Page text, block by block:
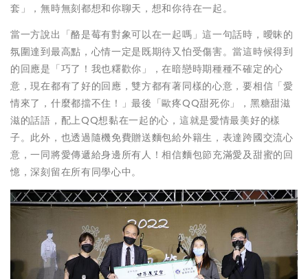
套」，無時無刻都想和你聊天，想和你待在一起。
當一方說出「酪是莓有對象可以在一起嗎」這一句話時，曖昧的
氛圍達到最高點，心情一定是既期待又怕受傷害。當這時候得到
的回應是「巧了！我也糬歡你」，在暗戀時期種種不確定的心
意，現在都有了好的回應，雙方都有著同樣的心意，要相信「愛
情來了，什麼都擋不住！」最後「歐疼QQ甜死你」，黑糖甜滋
滋的話語，配上QQ想黏在一起的心，這就是愛情最美好的樣
子。此外，也透過隨機免費贈送麵包給外籍生，表達跨國交流心
意，一同將愛傳遞給身邊所有人！相信麵包節充滿愛及甜蜜的回
憶，深刻留在所有同學心中。